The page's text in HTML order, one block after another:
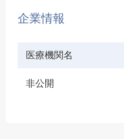
企業情報
医療機関名
非公開